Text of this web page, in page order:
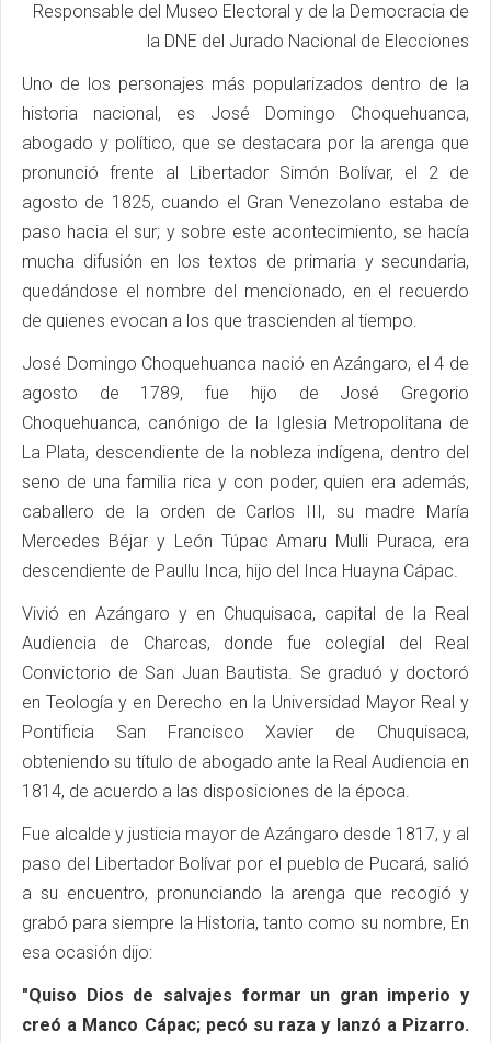
Responsable del Museo Electoral y de la Democracia de
la DNE del Jurado Nacional de Elecciones
Uno de los personajes más popularizados dentro de la
historia nacional, es José Domingo Choquehuanca,
abogado y político, que se destacara por la arenga que
pronunció frente al Libertador Simón Bolívar, el 2 de
agosto de 1825, cuando el Gran Venezolano estaba de
paso hacia el sur; y sobre este acontecimiento, se hacía
mucha difusión en los textos de primaria y secundaria,
quedándose el nombre del mencionado, en el recuerdo
de quienes evocan a los que trascienden al tiempo.
José Domingo Choquehuanca nació en Azángaro, el 4 de
agosto de 1789, fue hijo de José Gregorio
Choquehuanca, canónigo de la Iglesia Metropolitana de
La Plata, descendiente de la nobleza indígena, dentro del
seno de una familia rica y con poder, quien era además,
caballero de la orden de Carlos III, su madre María
Mercedes Béjar y León Túpac Amaru Mulli Puraca, era
descendiente de Paullu Inca, hijo del Inca Huayna Cápac.
Vivió en Azángaro y en Chuquisaca, capital de la Real
Audiencia de Charcas, donde fue colegial del Real
Convictorio de San Juan Bautista. Se graduó y doctoró
en Teología y en Derecho en la Universidad Mayor Real y
Pontificia San Francisco Xavier de Chuquisaca,
obteniendo su título de abogado ante la Real Audiencia en
1814, de acuerdo a las disposiciones de la época.
Fue alcalde y justicia mayor de Azángaro desde 1817, y al
paso del Libertador Bolívar por el pueblo de Pucará, salió
a su encuentro, pronunciando la arenga que recogió y
grabó para siempre la Historia, tanto como su nombre, En
esa ocasión dijo:
"Quiso Dios de salvajes formar un gran imperio y
creó a Manco Cápac; pecó su raza y lanzó a Pizarro.